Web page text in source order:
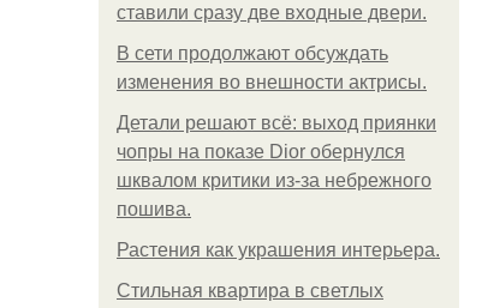
ставили сразу две входные двери.
В сети продолжают обсуждать
изменения во внешности актрисы.
Детали решают всё: выход приянки
чопры на показе Dior обернулся
шквалом критики из-за небрежного
пошива.
Растения как украшения интерьера.
Стильная квартира в светлых